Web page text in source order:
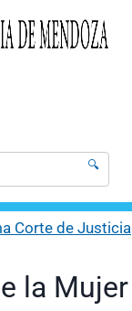
🔍
Corte de Justicia
la Mujer